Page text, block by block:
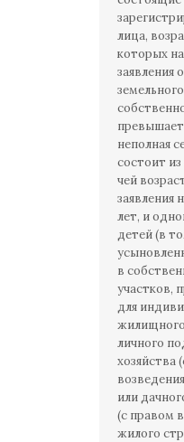
лица,
которых
заявления
превышает
неполная
состоит
чей
заявления
лет, и
детей (в
в
участков,
для
личного
хозяйства
или
(с правом
жилого